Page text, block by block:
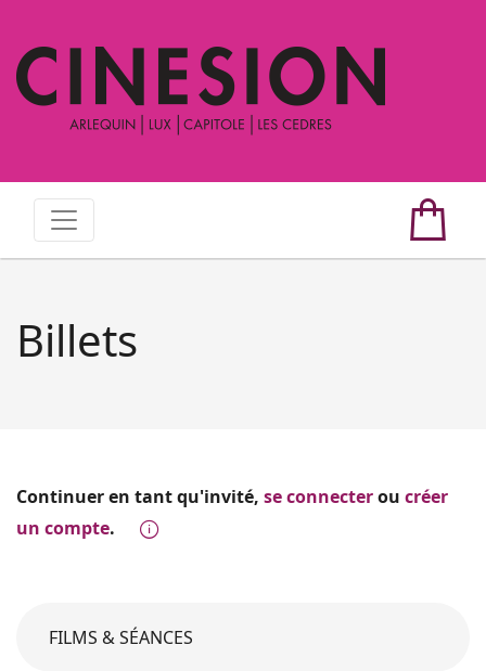
Billets
Continuer en tant qu'invité, se connecterou créer
un compte.
FILMS & SÉANCES